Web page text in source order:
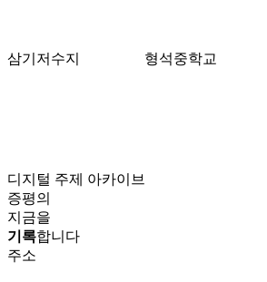
삼기저수지 형석중학교
디지털 주제 아카이브
증평의
지금을
기록합니다
주소